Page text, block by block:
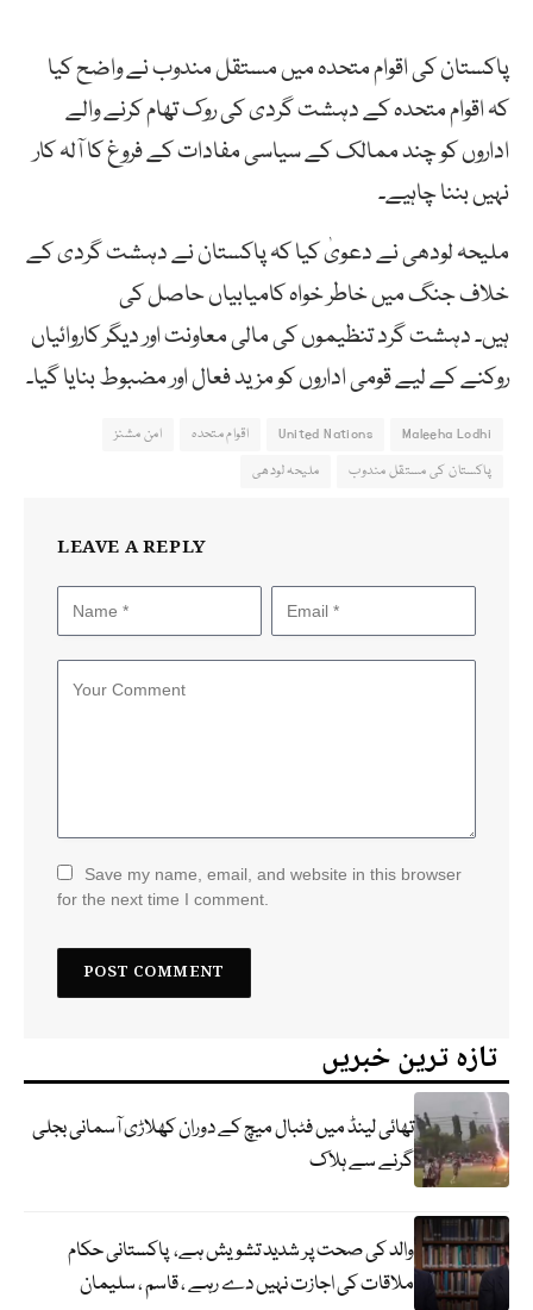
پاکستان کی اقوام متحدہ میں مستقل مندوب نے واضح کیا
کہ اقوام متحدہ کے دہشت گردی کی روک تھام کرنے والے
اداروں کو چند ممالک کے سیاسی مفادات کے فروغ کا آلہ کار
نہیں بننا چاہیے۔
ملیحہ لودھی نے دعویٰ کیا کہ پاکستان نے دہشت گردی کے
خلاف جنگ میں خاطر خواہ کامیابیاں حاصل کی
ہیں۔ دہشت گرد تنظیموں کی مالی معاونت اور دیگر کاروائیاں
روکنے کے لیے قومی اداروں کو مزید فعال اور مضبوط بنایا گیا۔
Maleeha Lodhi
United Nations اقوام متحدہ
امن مشنز
پاکستان کی مستقل مندوب
ملیحہ لودھی
LEAVE A REPLY
Save my name, email, and website in this browser
for the next time I comment.
تازہ ترین خبریں
تھائی لینڈ میں فٹبال میچ کے دوران کھلاڑی آسمانی بجلی
گرنے سے ہلاک
والد کی صحت پر شدید تشویش ہے، پاکستانی حکام
ملاقات کی اجازت نہیں دے رہے ، قاسم ، سلیمان